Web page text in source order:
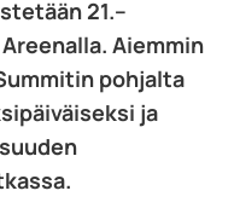
21.–
Aiemmin
pohjalta
ja